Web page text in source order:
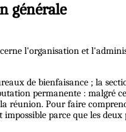
générale
l'organisation et
de bienfaisance ; la
permanente : malgré
réunion. Pour faire
parce que les